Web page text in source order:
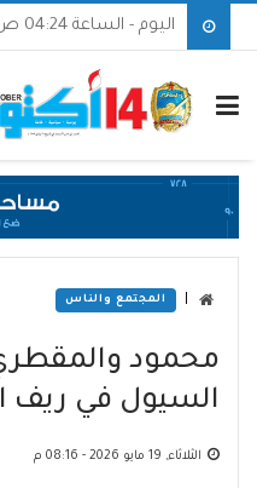
اليوم - الساعة 04:24 ص بتوقيت مدينة عدن
المجتمع والناس
محمود
السيول في ريف
الثلاثاء, 19 مايو 2026 - 08:16 م